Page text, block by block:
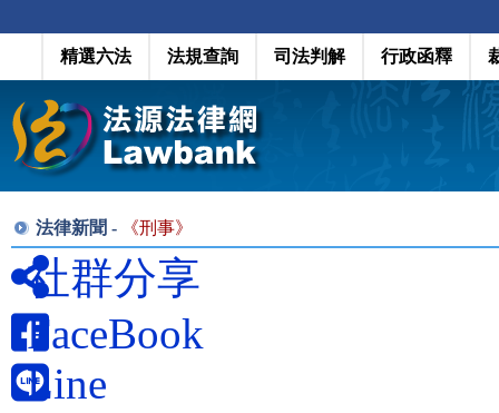
精選六法 法規查詢 司法判解 行政函釋
法律新聞 - 《刑事》
社群分享
FaceBook
Line